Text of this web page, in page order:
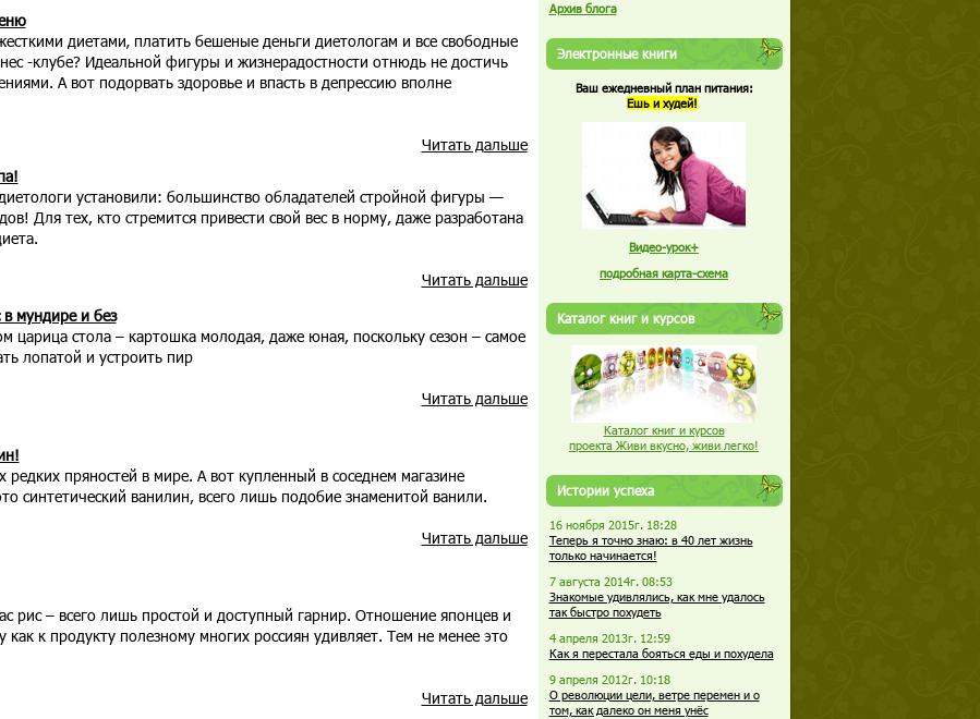
диетами‚ платить бешеные деньги диетологам и все свободные
-клубе? Идеальной фигуры и жизнерадостности отнюдь не достичь
А вот подорвать здоровье и впасть в депрессию вполне
Читать дальше
установили: большинство обладателей стройной фигуры —
Для тех, кто стремится привести свой вес в норму, даже разработана
Читать дальше
мундире и без
царица стола – картошка молодая, даже юная, поскольку сезон – самое
лопатой и устроить пир
Читать дальше
редких пряностей в мире. А вот купленный в соседнем магазине
синтетический ванилин, всего лишь подобие знаменитой ванили.
Читать дальше
рис – всего лишь простой и доступный гарнир. Отношение японцев и
как к продукту полезному многих россиян удивляет. Тем не менее это
Читать дальше
Архив блога
Электронные книги
Ваш ежедневный план питания:
Ешь и худей!
Видео-урок+
подробная карта-схема
Каталог книг и курсов
Каталог книг и курсов
проекта Живи вкусно, живи легко!
Истории успеха
16 ноября 2015г. 18:28
Теперь я точно знаю: в 40 лет жизнь
только начинается!
7 августа 2014г. 08:53
Знакомые удивлялись, как мне удалось
так быстро похудеть
4 апреля 2013г. 12:59
Как я перестала бояться еды и похудела
9 апреля 2012г. 10:18
О революции цели, ветре перемен и о
том, как далеко он меня унёс